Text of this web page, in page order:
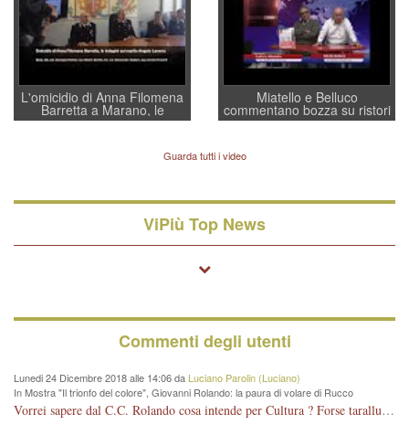
L'omicidio di Anna Filomena
Barretta a Marano, le
indagini dei carabinieri di
quelle di... Barbara D'Urso
Miatello e Belluco
commentano bozza su ristori
BPVi e Veneto Banca
Guarda tutti i video
ViPiù Top News
Commenti degli utenti
Lunedi 24 Dicembre 2018 alle 14:06 da Luciano Parolin (Luciano)
In Mostra "Il trionfo del colore", Giovanni Rolando: la paura di volare di Rucco
Vorrei sapere dal C.C. Rolando cosa intende per Cultura ? Forse tarallucci, vino e sagre, o spaghetti tricolori del PD ? Il continuo (s)parlare della mostra a Palazzo Chiericati caro consigliere DANNEGGIA FORTEMENTE l'immagine della città TUTTA e fa deviare i consensi che in RUSSIA (badi bene ex U.R.S.S.) sono ECCELLENTI. A livello artistico l'evento è di alta Valenza culturale, COMPITO di Tutta la Cittadinanza fare il possibile per propagandare l'iniziativa senza farne UN CASO PARTITICO come fa Lei da sempre. Meno Gazebo + Partecipazione! E così sia. Amen.